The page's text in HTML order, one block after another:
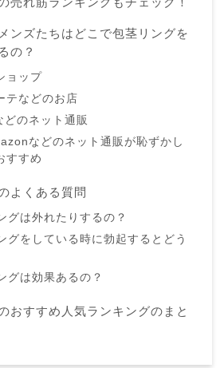
ンズたちはどこで包茎リングを
の？
ョップ
テなどのお店
のネット通販
などのネット通販が恥ずかし
すすめ
よくある質問
グは外れたりするの？
グをしている時に勃起するとどう
グは効果あるの？
おすすめ人気ランキングのまと